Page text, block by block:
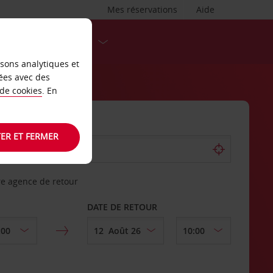
Aide
Mes réservations
agence de retour
DATE DE RETOUR
analytiques et
avec des
cookies. En
ET FERMER